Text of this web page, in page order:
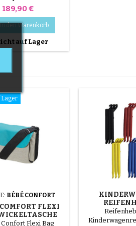
Preis
189,90 €
den Warenkorb
auf Lager
Lager
BÉBÉ CONFORT
FLEXI
Flexi Bag
VON 3